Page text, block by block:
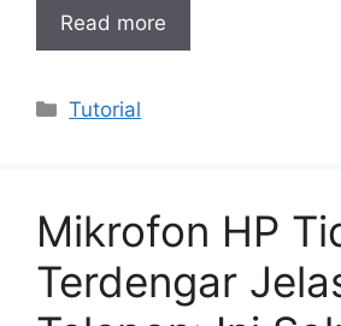
Read more
Categories
Tutorial
Mikrofon HP
Terdengar